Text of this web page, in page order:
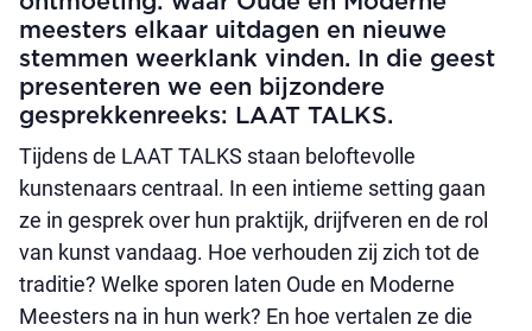
meesters elkaar uitdagen en nieuwe
stemmen weerklank vinden. In die geest
presenteren we een bijzondere
gesprekkenreeks: LAAT TALKS.
Tijdens de LAAT TALKS staan beloftevolle
kunstenaars centraal. In een intieme setting gaan
ze in gesprek over hun praktijk, drijfveren en de rol
van kunst vandaag. Hoe verhouden zij zich tot de
traditie? Welke sporen laten Oude en Moderne
Meesters na in hun werk? En hoe vertalen ze die